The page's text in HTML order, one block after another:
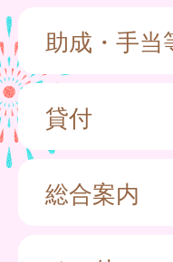
助成・手当
貸付
総合案内